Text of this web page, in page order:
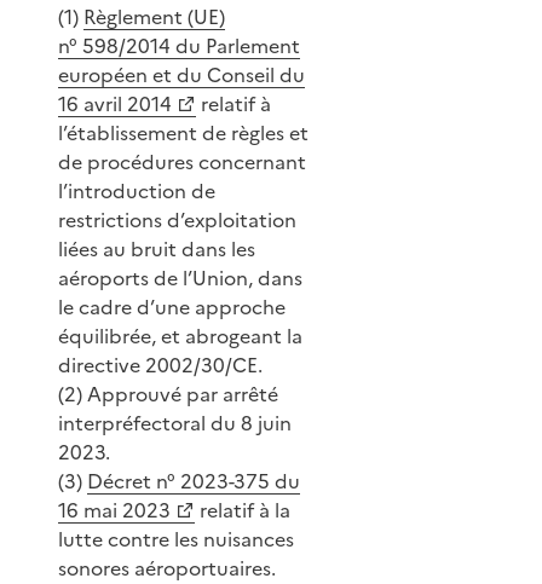
(1) Règlement (UE)
n° 598/2014 du Parlement
européen et du Conseil du
16 avril 2014
relatif à
l’établissement de règles et
de procédures concernant
l’introduction de
restrictions d’exploitation
liées au bruit dans les
aéroports de l’Union, dans
le cadre d’une approche
équilibrée, et abrogeant la
directive 2002/30/CE.
(2) Approuvé par arrêté
interpréfectoral du 8 juin
2023.
(3) Décret n° 2023-375 du
16 mai 2023
relatif à la
lutte contre les nuisances
sonores aéroportuaires.